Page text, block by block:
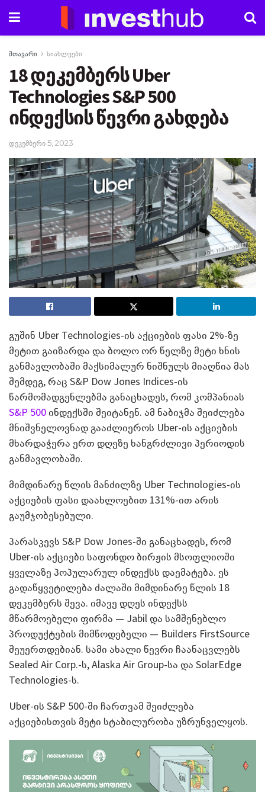
მთავარი სიახლეები
18 დეკემბერს Uber
Technologies S&P 500
ინდექსის წევრი გახდება
დეკემბერი 5, 2023
გუშინ Uber Technologies-ის აქციების ფასი 2%-ზე
მეტით გაიზარდა და ბოლო ორ წელზე მეტი ხნის
განმავლობაში მაქსიმალურ ნიშნულს მიაღწია მას
შემდეგ, რაც S&P Dow Jones Indices-ის
წარმომადგენლებმა განაცხადეს, რომ კომპანიას
S&P 500ინდექსში შეიტანენ. ამ ნაბიჯმა შეიძლება
მნიშვნელოვნად გააძლიეროს Uber-ის აქციების
მხარდაჭერა ერთ დღეზე ხანგრძლივი პერიოდის
განმავლობაში.
მიმდინარე წლის მანძილზე Uber Technologies-ის
აქციების ფასი დაახლოებით 131%-ით არის
გაუმჯობესებული.
პარასკევს S&P Dow Jones-ში განაცხადეს, რომ
Uber-ის აქციები საფონდო ბირჟის მსოფლიოში
ყველაზე პოპულარულ ინდექსს დაემატება. ეს
გადაწყვეტილება ძალაში მიმდინარე წლის 18
დეკემბერს შევა. იმავე დღეს ინდექსს
მწარმოებელი ფირმა — Jabil და სამშენებლო
პროდუქტების მიმწოდებელი — Builders FirstSource
შეუერთდებიან. სამი ახალი წევრი ჩაანაცვლებს
Sealed Air Corp.-ს, Alaska Air Group-სა და SolarEdge
Technologies-ს.
Uber-ის S&P 500-ში ჩართვამ შეიძლება
აქციებისთვის მეტი სტაბილურობა უზრუნველყოს.